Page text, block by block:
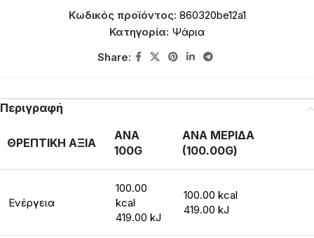
Κωδικός προϊόντος: 860320be12a1
Κατηγορία: Ψάρια
Share:
Περιγραφή
ΘΡΕΠΤΙΚΗ ΑΞΙΑ
ΑΝΑ
100G
ΑΝΑ ΜΕΡΙΔΑ
(100.00G)
Ενέργεια
100.00
kcal
419.00 kJ
100.00 kcal
419.00 kJ